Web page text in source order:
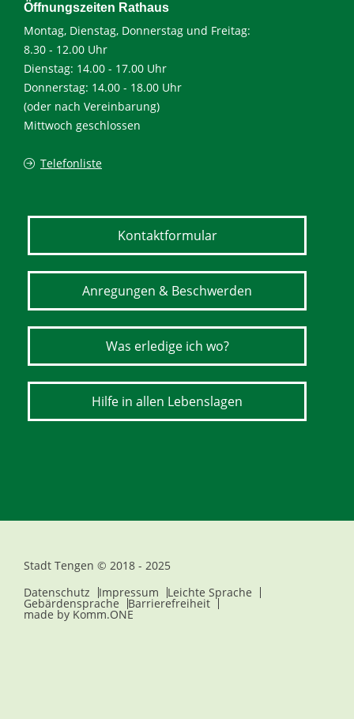
Öffnungszeiten Rathaus
Montag, Dienstag, Donnerstag und Freitag:
8.30 - 12.00 Uhr
Dienstag: 14.00 - 17.00 Uhr
Donnerstag: 14.00 - 18.00 Uhr
(oder nach Vereinbarung)
Mittwoch geschlossen
Telefonliste
Kontaktformular
Anregungen & Beschwerden
Was erledige ich wo?
Hilfe in allen Lebenslagen
Stadt Tengen © 2018 - 2025
Datenschutz
Impressum Leichte Sprache
Gebärdensprache Barrierefreiheit
made by Komm.ONE